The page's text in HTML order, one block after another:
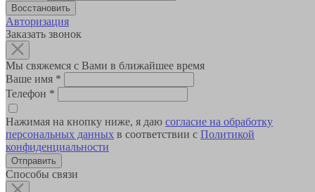
Авторизация
Заказать звонок
Мы свяжемся с Вами в ближайшее время
Ваше имя *
Телефон *
Нажимая на кнопку ниже, я даю согласие на обработку
персональных данных в соответствии с Политикой
конфиденциальности
Способы связи